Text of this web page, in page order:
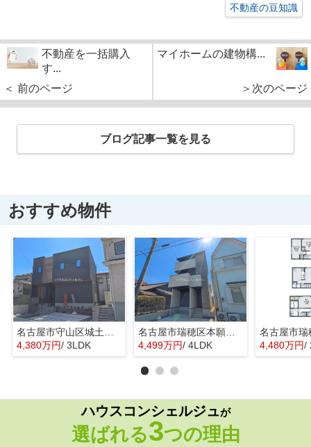
不動産の豆知識
不動産を一括購入
す...
＜ 前のページ
マイホームの建物構...
＞次のページ
ブログ記事一覧を見る
おすすめ物件
4,380万円/ 3LDK
名古屋市瑞穂区本願寺町１丁目16【仲介手数料無料】新築一戸建て 1号棟
4,499万円/ 4LDK 4,480万円/
ハウスコンシェルジュが
選ばれる3つの理由